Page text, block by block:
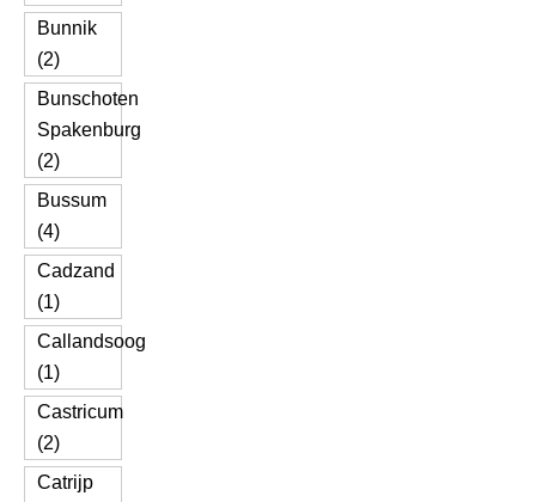
Bunnik
(2)
Bunschoten
Spakenburg
(2)
Bussum
(4)
Cadzand
(1)
Callandsoog
(1)
Castricum
(2)
Catrijp